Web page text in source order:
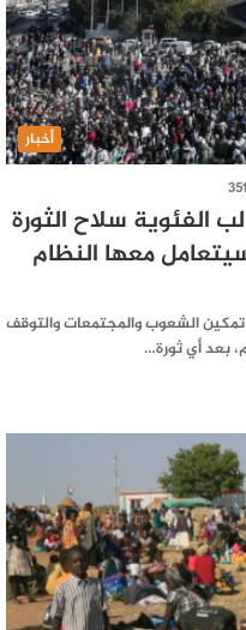
أخبار
351
الفئوية سلاح الثورة
معها النظام
الشعوب والمجتمعات والتوقف
بعد أي ثورة…